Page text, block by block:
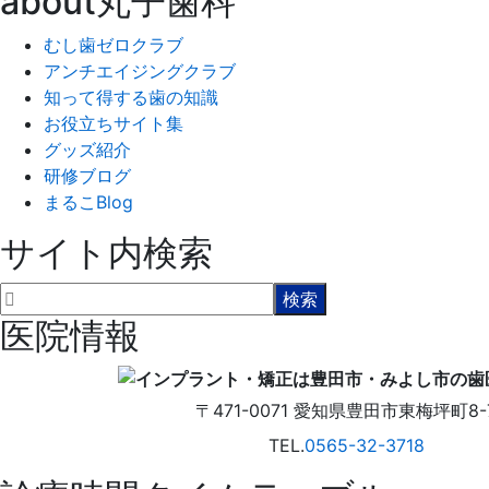
むし歯ゼロクラブ
アンチエイジングクラブ
知って得する歯の知識
お役立ちサイト集
グッズ紹介
研修ブログ
まるこBlog
サイト内検索
医院情報
〒471-0071愛知県豊田市東梅坪町
TEL.0565-32-3718